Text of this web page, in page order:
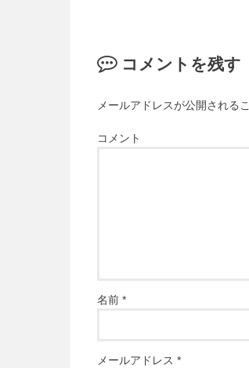
コメントを残す
メールアドレスが公開される
コメント
名前 *
メールアドレス *